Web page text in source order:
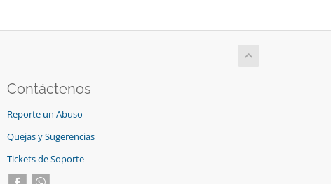
Contáctenos
Reporte un Abuso
Quejas y Sugerencias
Tickets de Soporte